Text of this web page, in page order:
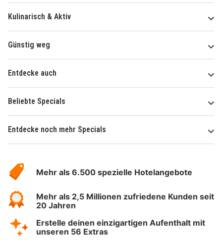
Kulinarisch & Aktiv
Günstig weg
Entdecke auch
Beliebte Specials
Entdecke noch mehr Specials
Hotelspecials
Mehr als 6.500 spezielle Hotelangebote
Mehr als 2,5 Millionen zufriedene Kunden seit
20 Jahren
Erstelle deinen einzigartigen Aufenthalt mit
unseren 56 Extras